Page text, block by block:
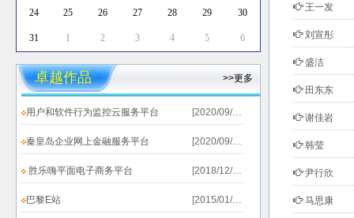
24 25 26 27 28 29 30
31 1 2 3 4 5 6
卓越作品 >>更多
用户和软件行为监控云服务平台 [2020/09/19]
秦皇岛企业网上金融服务平台 [2020/09/19]
胜乐嗨平面电子商务平台 [2018/12/20]
巴黎E站 [2015/01/25]
王一发
刘宣彤
盛洁
田东东
谢佳岩
韩莹
尹行欣
马思康